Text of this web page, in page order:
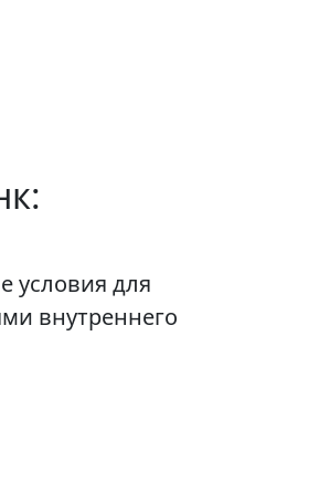
условия для
внутреннего